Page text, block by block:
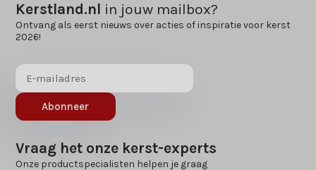
Kerstland.nl in jouw mailbox?
Ontvang als eerst nieuws over acties of inspiratie voor kerst
2026!
Abonneer
Vraag het onze kerst-experts
Onze productspecialisten helpen je graag